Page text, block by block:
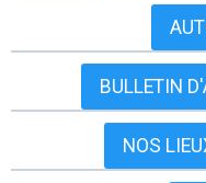
BULLETIN
NOS